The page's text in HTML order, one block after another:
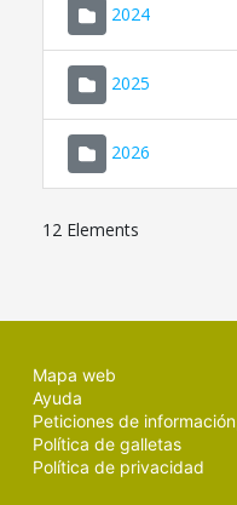
2024
2025
2026
12 Elements
Mapa web
Ayuda
Peticiones de
Política de galletas
Política de privacidad